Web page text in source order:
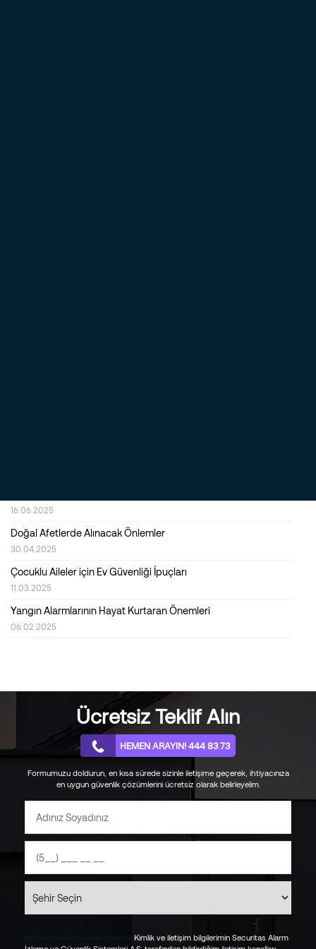
16.06.2025
Doğal Afetlerde Alınacak Önlemler
30.04.2025
Çocuklu Aileler için Ev Güvenliği İpuçları
11.03.2025
Yangın Alarmlarının Hayat Kurtaran Önemleri
06.02.2025
Yapay Zekanın Ev Güvenliği Konusundaki Yetenekleri
31.10.2024
Okula Dönüş Yolunda Çocukların Adaptasyonu için 8 Etkili
27.08.2024
Sıcaklık, Nem Kontrolü ve Otomasyon Sistemleri Nelerdir?
23.07.2024
Elektromekanik Kilit Sistemi Nedir ve Nasıl Çalışır?
11.06.2024
Yangın Alarmı Sistemi Nasıl Test Edilir ve Periyodik Bakımı Nasıl
Ücretsiz Teklif Alın
HEMEN ARAYIN! 444 83 73
Formumuzu doldurun, en kısa sürede sizinle iletişime geçerek, ihtiyacınıza
en uygun güvenlik çözümlerini ücretsiz olarak belirleyelim.
Aydınlatma Metni kapsamında Kimlik ve iletişim bilgilerimin Securitas Alarm